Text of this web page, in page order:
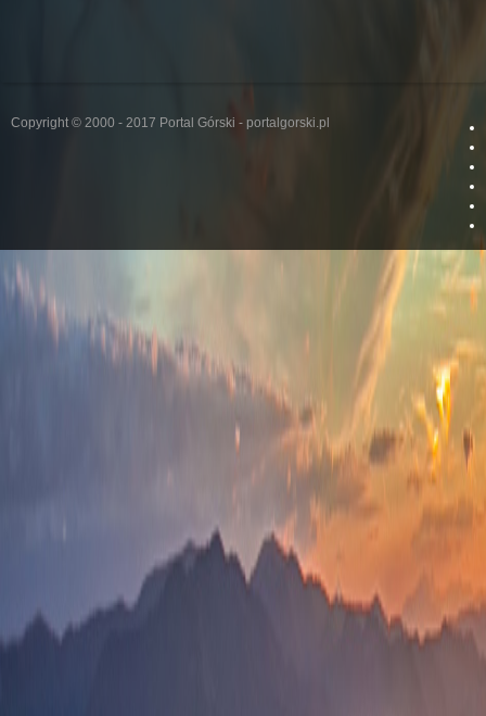
Copyright © 2000 - 2017 Portal Górski - portalgorski.pl